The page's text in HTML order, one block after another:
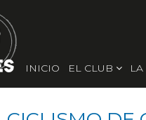
INICIO EL CLUB LA